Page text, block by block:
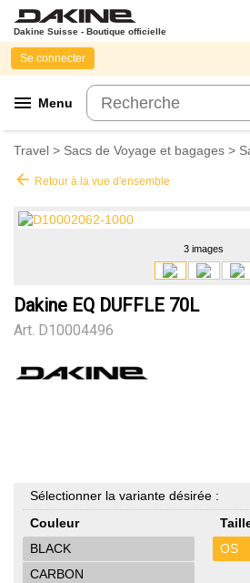
Dakine Suisse - Boutique officielle
menu Menu
Se connecter
Travel > Sacs de Voyage et bagages >
arrow_back Retour à la vue d'ensemble
3 images
Dakine EQ DUFFLE 70L
Art. D10004496
Sélectionner la variante désirée :
Couleur
BLACK
CARBON
OS